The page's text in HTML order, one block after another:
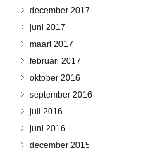
december 2017
juni 2017
maart 2017
februari 2017
oktober 2016
september 2016
juli 2016
juni 2016
december 2015